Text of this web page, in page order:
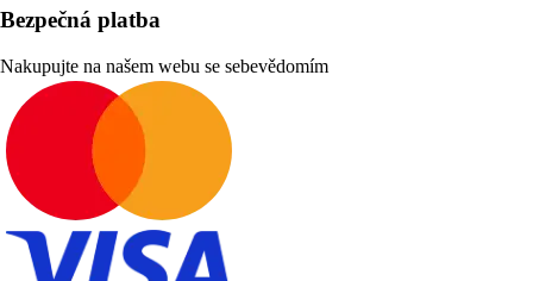
Bezpečná platba
Nakupujte na našem webu se sebevědomím